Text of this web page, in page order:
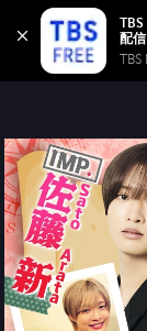
TBS
TBS FREE
無料見逃し配信